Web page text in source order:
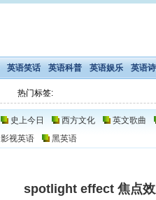
英语笑话 英语科普 英语娱乐 英语
热门标签:
史上今日 西方文化
英文歌曲
影视英语 黑英语
spotlight effect 焦点